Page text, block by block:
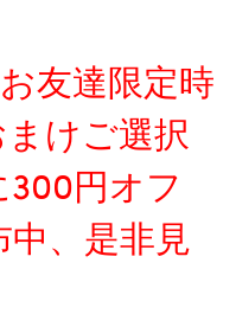
友達限定時
けご選択
円オフ
、是非見